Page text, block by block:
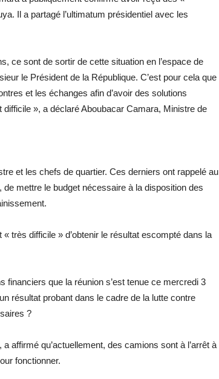
Il a partagé l’ultimatum présidentiel avec les
ce sont de sortir de cette situation en l’espace de
le Président de la République. C’est pour cela que
et les échanges afin d’avoir des solutions
», a déclaré Aboubacar Camara, Ministre de
et les chefs de quartier. Ces derniers ont rappelé au
mettre le budget nécessaire à la disposition des
très difficile » d’obtenir le résultat escompté dans la
financiers que la réunion s’est tenue ce mercredi 3
résultat probant dans le cadre de la lutte contre
?
affirmé qu’actuellement, des camions sont à l’arrêt à
fonctionner.